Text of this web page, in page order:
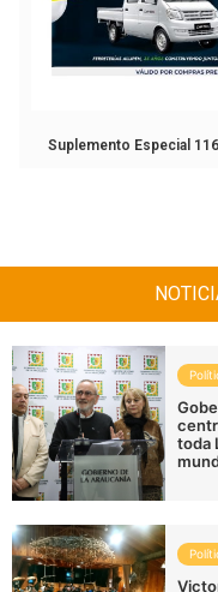
Suplemento Especial
toda